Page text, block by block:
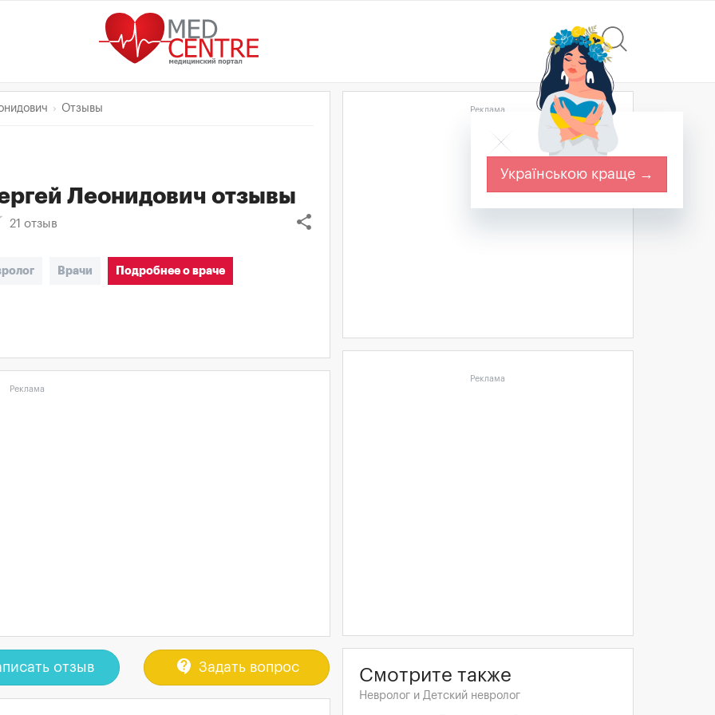
Отзывы
Леонидович отзывы
share
21 отзыв
Врачи Подробнее о враче
Реклама
отзыв contact_support Задать вопрос
Реклама
Реклама
Смотрите также
Невролог и Детский невролог
Українською краще →